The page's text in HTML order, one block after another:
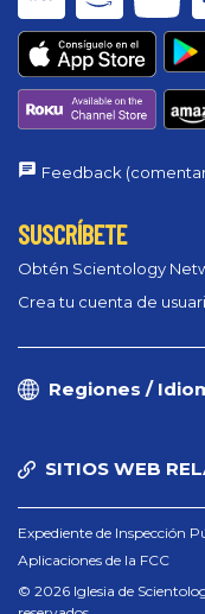
Feedback
SUSCRÍBETE
Obtén Scientology
Crea tu cuenta de
Regiones /
SITIOS WEB
Expediente de Inspección
Aplicaciones de la FCC
© 2026 Iglesia de